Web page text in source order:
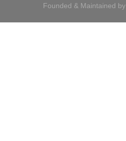
Founded & Maintained by